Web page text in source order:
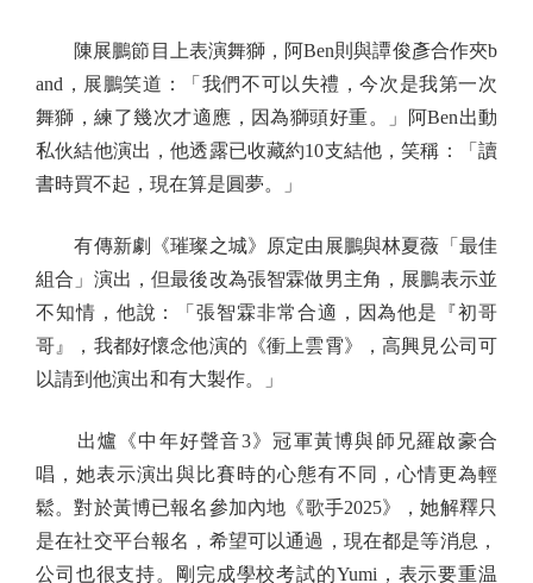
陳展鵬節目上表演舞獅，阿Ben則與譚俊彥合作夾b
and，展鵬笑道：「我們不可以失禮，今次是我第一次
舞獅，練了幾次才適應，因為獅頭好重。」阿Ben出動
私伙結他演出，他透露已收藏約10支結他，笑稱：「讀
書時買不起，現在算是圓夢。」
有傳新劇《璀璨之城》原定由展鵬與林夏薇「最佳
組合」演出，但最後改為張智霖做男主角，展鵬表示並
不知情，他說：「張智霖非常合適，因為他是『初哥
哥』，我都好懷念他演的《衝上雲霄》，高興見公司可
以請到他演出和有大製作。」
出爐《中年好聲音3》冠軍黃博與師兄羅啟豪合
唱，她表示演出與比賽時的心態有不同，心情更為輕
鬆。對於黃博已報名參加內地《歌手2025》，她解釋只
是在社交平台報名，希望可以通過，現在都是等消息，
公司也很支持。剛完成學校考試的Yumi，表示要重温